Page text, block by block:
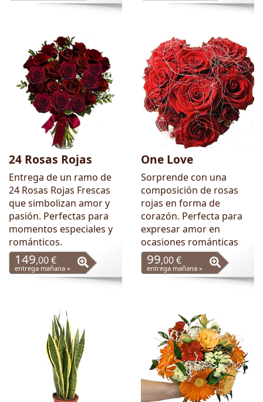
24 Rosas Rojas
Entrega de un ramo de
24 Rosas Rojas Frescas
que simbolizan amor y
pasión. Perfectas para
momentos especiales y
románticos.
149,00 €
entrega mañana »
One Love
Sorprende con una
composición de rosas
rojas en forma de
corazón. Perfecta para
expresar amor en
ocasiones románticas
99,00 €
entrega mañana »